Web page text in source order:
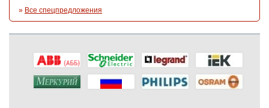
» Все спецпредложения